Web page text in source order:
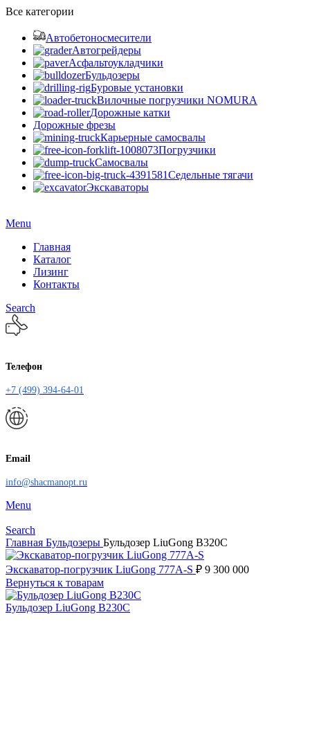
Все категории
Автобетоносмесители
Автогрейдеры
Асфальтоукладчики
Бульдозеры
Буровые установки
Вилочные погрузчики NOMURA
Дорожные катки
Дорожные фрезы
Карьерные самосвалы
Погрузчики
Самосвалы
Седельные тягачи
Экскаваторы
Menu
Главная
Каталог
Лизинг
Контакты
Search
Телефон
+7 (499) 394-64-01
Email
info@shacmanopt.ru
Menu
Search
Главная Бульдозеры Бульдозер LiuGong B320C
Экскаватор-погрузчик LiuGong 777A-S ₽ 9 300 000
Вернуться к товарам
Бульдозер LiuGong B230C